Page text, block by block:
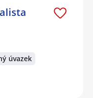
úvazek